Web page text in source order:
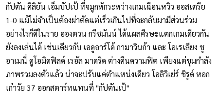
กัปตัน คีลิยัน เอ็มบัปเป้ ที่จมูกหักระหว่างเกมเฉือนหวิว ออสเตรีย
1-0 แม้ไม่จำเป็นต้องผ่าตัดแต่เร็วเกินไปที่จะกลับมามีส่วนร่วม
อย่างไรก็ดีในราย อองตวน กรีซมันน์ ได้แผลศีรษะแตกเกมเดียวกัน
ยังลงเล่นได้ เช่นเดียวกับ เอดูอาร์โด้ กามาวินก้า และ โอเรเลียง ชู
อาเมนี่ ดูโอมิดฟิลด์ เรอัล มาดริด ต่างคืนความฟิต เพียงแต่ขุมกำลัง
ภาพรวมลงตัวแล้ว น่าจะปรับแค่ตำแหน่งเดียว โอลิวิเย่ร์ ชิรูด์ หอก
เก๋าวัย 37 ออกสตาร์ทแทนที่ "กัปตันเป้"